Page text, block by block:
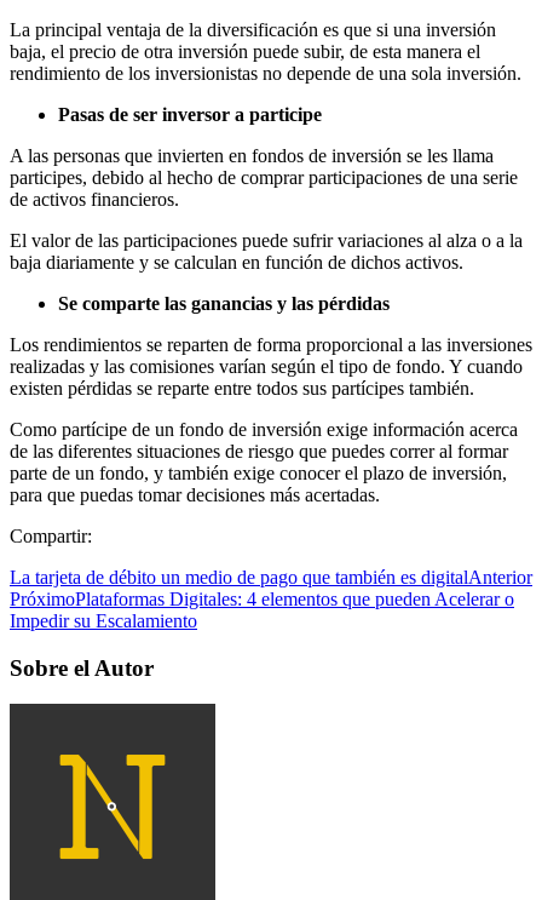
La principal ventaja de la diversificación es que si una inversión
baja, el precio de otra inversión puede subir, de esta manera el
rendimiento de los inversionistas no depende de una sola inversión.
Pasas de ser inversor a participe
A las personas que invierten en fondos de inversión se les llama
participes, debido al hecho de comprar participaciones de una serie
de activos financieros.
El valor de las participaciones puede sufrir variaciones al alza o a la
baja diariamente y se calculan en función de dichos activos.
Se comparte las ganancias y las pérdidas
Los rendimientos se reparten de forma proporcional a las inversiones
realizadas y las comisiones varían según el tipo de fondo. Y cuando
existen pérdidas se reparte entre todos sus partícipes también.
Como partícipe de un fondo de inversión exige información acerca
de las diferentes situaciones de riesgo que puedes correr al formar
parte de un fondo, y también exige conocer el plazo de inversión,
para que puedas tomar decisiones más acertadas.
Compartir:
La tarjeta de débito un medio de pago que también es digitalAnterior
PróximoPlataformas Digitales: 4 elementos que pueden Acelerar o
Impedir su Escalamiento
Sobre el Autor